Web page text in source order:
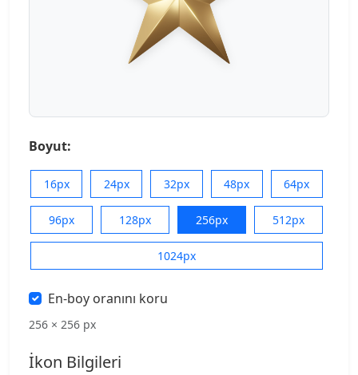
Boyut:
16px 24px 32px 48px 64px
96px 128px 256px 512px
1024px
En-boy oranını koru
256 × 256 px
İkon Bilgileri